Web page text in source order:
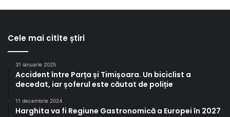
Cele mai citite știri
31 ianuarie 2025
Accident între Parța și Timișoara. Un biciclist a
decedat, iar șoferul este căutat de poliție
11 decembrie 2024
Harghita va fi Regiune Gastronomică a Europei în 2027